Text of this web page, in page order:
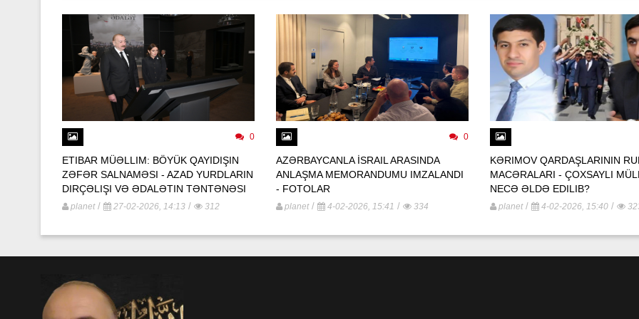
0
ETIBAR MÜƏLLIM: BÖYÜK QAYIDIŞIN
ZƏFƏR SALNAMƏSI - AZAD YURDLARIN
DIRÇƏLIŞI VƏ ƏDALƏTIN TƏNTƏNƏSI
planet/ 27-02-2026, 14:13 / 312
0
AZƏRBAYCANLA İSRAIL ARASINDA
ANLAŞMA MEMORANDUMU IMZALANDI
- FOTOLAR
planet/ 4-02-2026, 15:41 / 334
KƏRIMOV QARDAŞLARININ
MACƏRALARI - ÇOXSAYLI
NECƏ ƏLDƏ EDILIB?
planet/ 4-02-2026, 15:40 /